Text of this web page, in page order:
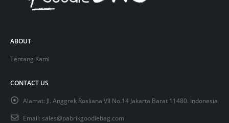
ABOUT
Tentang Kami
CONTACT US
Alamat: Jl. Anggrek Rosliana VII No.14 Jakarta Barat 11480. Indonesia
Email: sales@pabrikgoodiebag.com